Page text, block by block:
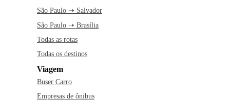
São Paulo ➝ Salvador
São Paulo ➝ Brasília
Todas as rotas
Todas os destinos
Viagem
Buser Carro
Empresas de ônibus